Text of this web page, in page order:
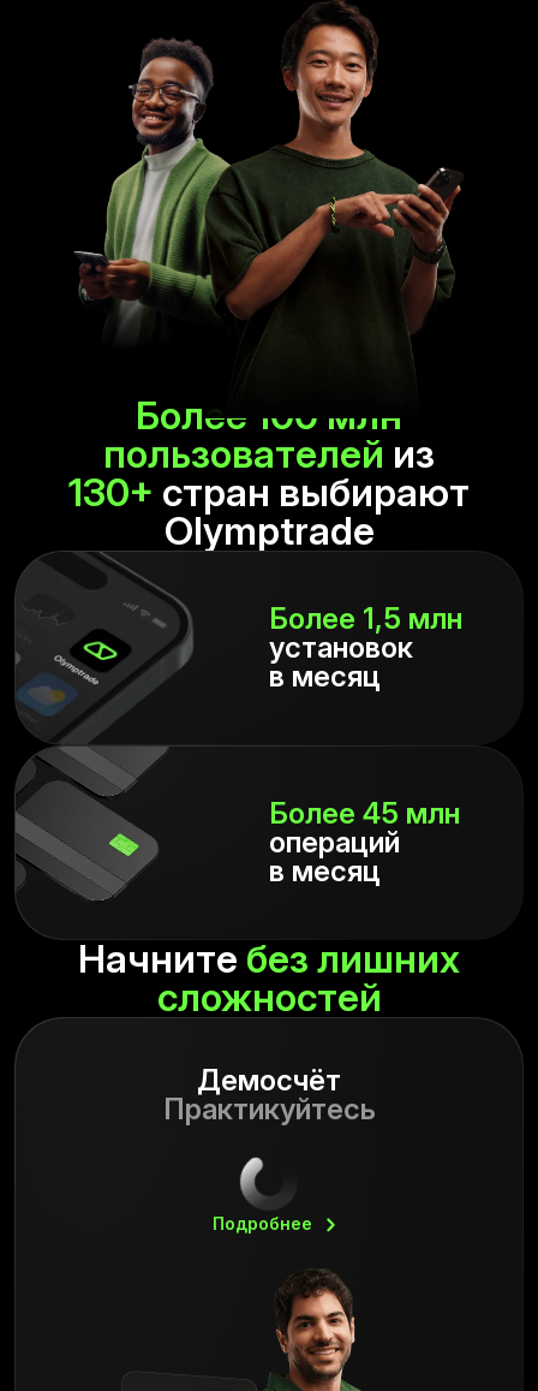
Более 100 млн
пользователей из
130+ стран выбирают
Olymptrade
Более 1,5 млн
установок
в месяц
Более 45 млн
операций
в месяц
Начните без лишних
сложностей
Демосчёт
Практикуйтесь
Подробнее